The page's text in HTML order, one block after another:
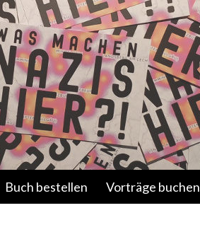
Buch bestellen Vorträge buchen